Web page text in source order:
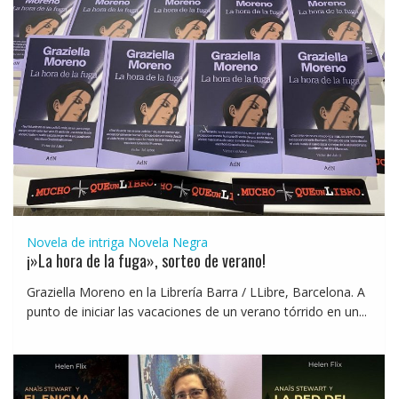
Novela de intriga Novela Negra
¡»La hora de la fuga», sorteo de verano!
Graziella Moreno en la Librería Barra / LLibre, Barcelona. A
punto de iniciar las vacaciones de un verano tórrido en un...